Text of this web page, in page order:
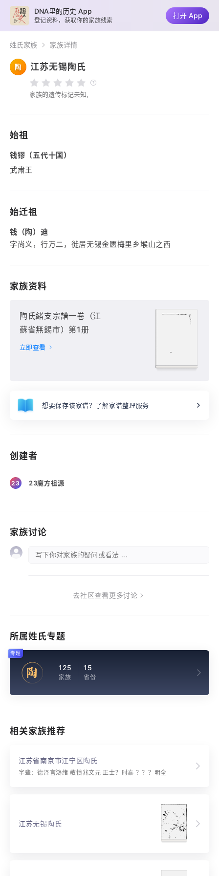
姓氏家族 家族详情
陶 江苏无锡陶氏
家族的遗传标记未知,
始祖
钱镠（五代十国）
武肃王
始迁祖
钱（陶）迪
字尚义，行万二，徙居无锡金匮梅里乡堠山之西
家族资料
陶氏緒支宗譜一卷（江
蘇省無錫市）第1册
立即查看
想要保存该家谱？了解家谱整理服务
创建者
23 23魔方祖源
家族讨论
写下你对家族的疑问或看法 ...
去社区查看更多讨论
所属姓氏专题
陶 125
家族
15
省份
专题
相关家族推荐
江苏省南京市江宁区陶氏
字辈：德泽言鴻绪 敬慎兆文元 正士？时泰 ？？？明全
江苏无锡陶氏
DNA里的历史 App
登记资料，获取你的家族线索
打开 App